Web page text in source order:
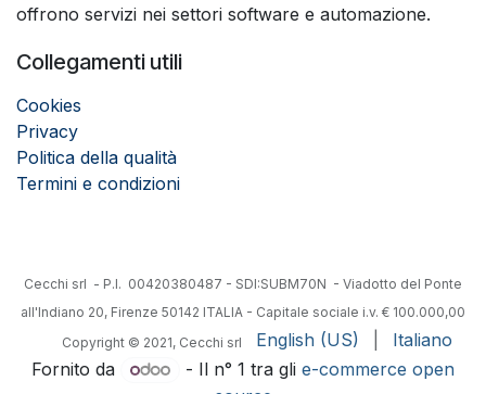
offrono servizi nei settori software e automazione.
Collegamenti utili
Cookies
Privacy
Politica della qualità
Termini e condizioni
Cecchi srl - P.I. 00420380487 - SDI:SUBM70N - Viadotto del Ponte
all'Indiano 20, Firenze 50142 ITALIA - Capitale sociale i.v. € 100.000,00
​Copyright © 2021, Cecchi srl
English (US)
Italiano
Fornito da
- Il n° 1 tra gli e-commerce open